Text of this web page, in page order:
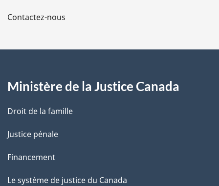
a
e
Contactez-nous
Ministère de la Justice Canada
Droit de la famille
Justice pénale
Financement
Le système de justice du Canada